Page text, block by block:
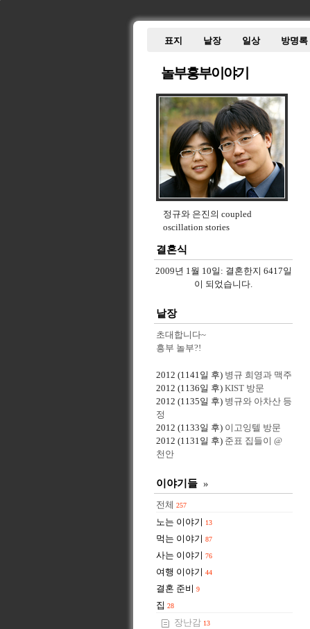
놀부흥부이야기
표지 낱장 일상 방명록
정규와 은진의 coupled
oscillation stories
결혼식
2009년 1월 10일: 결혼한지 6417일
이 되었습니다.
낱장
초대합니다~
흥부 놀부?!
2012 (1141일 후) 병규 희영과 맥주
2012 (1136일 후) KIST 방문
2012 (1135일 후) 병규와 아차산 등
정
2012 (1133일 후) 이고잉텔 방문
2012 (1131일 후) 준표 집들이 @
천안
이야기들 »
전체 257
노는 이야기 13
먹는 이야기 87
사는 이야기 76
여행 이야기 44
결혼 준비 9
집 28
장난감 13